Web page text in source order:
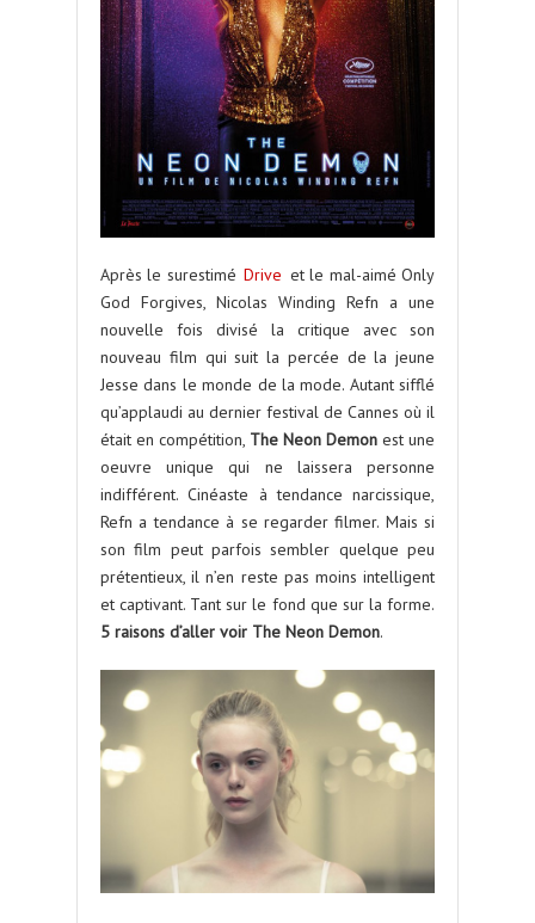
Après le surestimé Drive et le mal-aimé Only
God Forgives, Nicolas Winding Refn a une
nouvelle fois divisé la critique avec son
nouveau film qui suit la percée de la jeune
Jesse dans le monde de la mode. Autant sifflé
qu’applaudi au dernier festival de Cannes où il
était en compétition, The Neon Demon est une
oeuvre unique qui ne laissera personne
indifférent. Cinéaste à tendance narcissique,
Refn a tendance à se regarder filmer. Mais si
son film peut parfois sembler quelque peu
prétentieux, il n’en reste pas moins intelligent
et captivant. Tant sur le fond que sur la forme.
5 raisons d’aller voir The Neon Demon.